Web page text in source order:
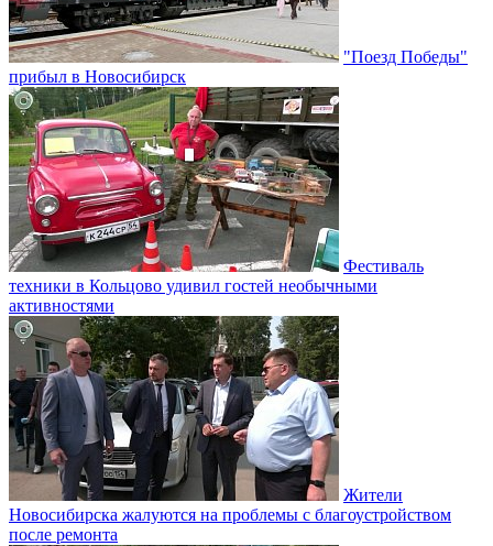
"Поезд Победы"
прибыл в Новосибирск
Фестиваль
техники в Кольцово удивил гостей необычными
активностями
Жители
Новосибирска жалуются на проблемы с благоустройством
после ремонта